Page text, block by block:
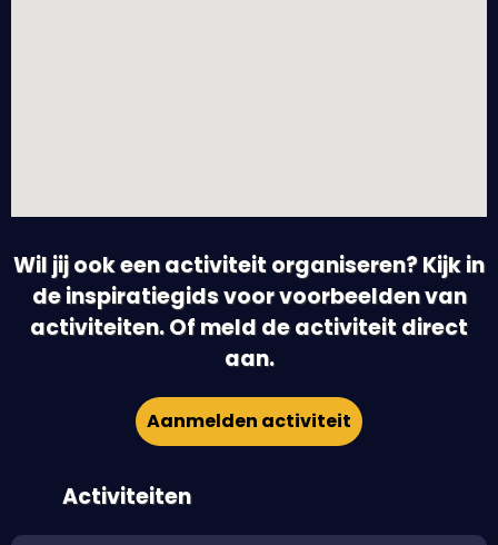
Wil jij ook een activiteit organiseren? Kijk in
de inspiratiegids voor voorbeelden van
activiteiten. Of meld de activiteit direct
aan.
Aanmelden activiteit
Activiteiten